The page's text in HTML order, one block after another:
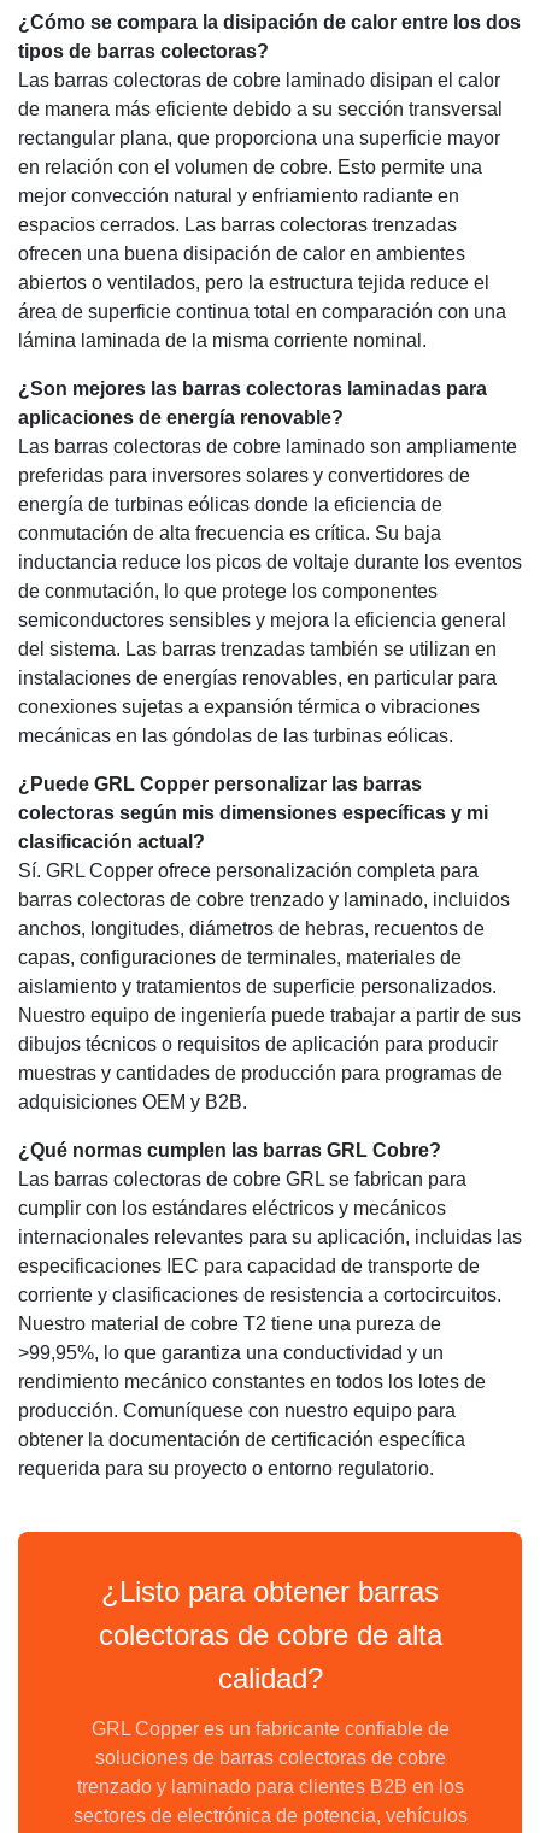
¿Cómo se compara la disipación de calor entre los dos
tipos de barras colectoras?
Las barras colectoras de cobre laminado disipan el calor
de manera más eficiente debido a su sección transversal
rectangular plana, que proporciona una superficie mayor
en relación con el volumen de cobre. Esto permite una
mejor convección natural y enfriamiento radiante en
espacios cerrados. Las barras colectoras trenzadas
ofrecen una buena disipación de calor en ambientes
abiertos o ventilados, pero la estructura tejida reduce el
área de superficie continua total en comparación con una
lámina laminada de la misma corriente nominal.
¿Son mejores las barras colectoras laminadas para
aplicaciones de energía renovable?
Las barras colectoras de cobre laminado son ampliamente
preferidas para inversores solares y convertidores de
energía de turbinas eólicas donde la eficiencia de
conmutación de alta frecuencia es crítica. Su baja
inductancia reduce los picos de voltaje durante los eventos
de conmutación, lo que protege los componentes
semiconductores sensibles y mejora la eficiencia general
del sistema. Las barras trenzadas también se utilizan en
instalaciones de energías renovables, en particular para
conexiones sujetas a expansión térmica o vibraciones
mecánicas en las góndolas de las turbinas eólicas.
¿Puede GRL Copper personalizar las barras
colectoras según mis dimensiones específicas y mi
clasificación actual?
Sí. GRL Copper ofrece personalización completa para
barras colectoras de cobre trenzado y laminado, incluidos
anchos, longitudes, diámetros de hebras, recuentos de
capas, configuraciones de terminales, materiales de
aislamiento y tratamientos de superficie personalizados.
Nuestro equipo de ingeniería puede trabajar a partir de sus
dibujos técnicos o requisitos de aplicación para producir
muestras y cantidades de producción para programas de
adquisiciones OEM y B2B.
¿Qué normas cumplen las barras GRL Cobre?
Las barras colectoras de cobre GRL se fabrican para
cumplir con los estándares eléctricos y mecánicos
internacionales relevantes para su aplicación, incluidas las
especificaciones IEC para capacidad de transporte de
corriente y clasificaciones de resistencia a cortocircuitos.
Nuestro material de cobre T2 tiene una pureza de
>99,95%, lo que garantiza una conductividad y un
rendimiento mecánico constantes en todos los lotes de
producción. Comuníquese con nuestro equipo para
obtener la documentación de certificación específica
requerida para su proyecto o entorno regulatorio.
¿Listo para obtener barras
colectoras de cobre de alta
calidad?
GRL Copper es un fabricante confiable de
soluciones de barras colectoras de cobre
trenzado y laminado para clientes B2B en los
sectores de electrónica de potencia, vehículos